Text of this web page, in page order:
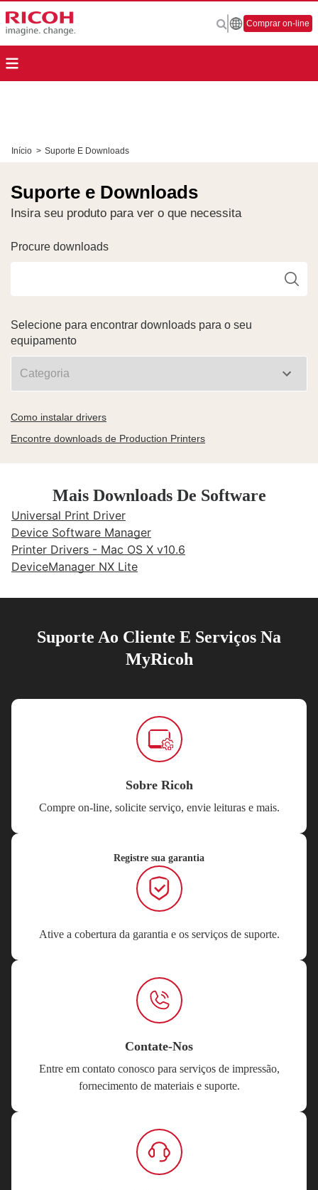
Comprar on-line
Início > Suporte E Downloads
Suporte e Downloads
Insira seu produto para ver o que necessita
Procure downloads
Selecione para encontrar downloads para o seu
equipamento
Como instalar drivers
Encontre downloads de Production Printers
Mais Downloads De Software
Universal Print Driver
Device Software Manager
Printer Drivers - Mac OS X v10.6
DeviceManager NX Lite
Suporte Ao Cliente E Serviços Na
MyRicoh
Sobre Ricoh
Compre on-line, solicite serviço, envie leituras e mais.
Registre sua garantia
Ative a cobertura da garantia e os serviços de suporte.
Contate-Nos
Entre em contato conosco para serviços de impressão,
fornecimento de materiais e suporte.